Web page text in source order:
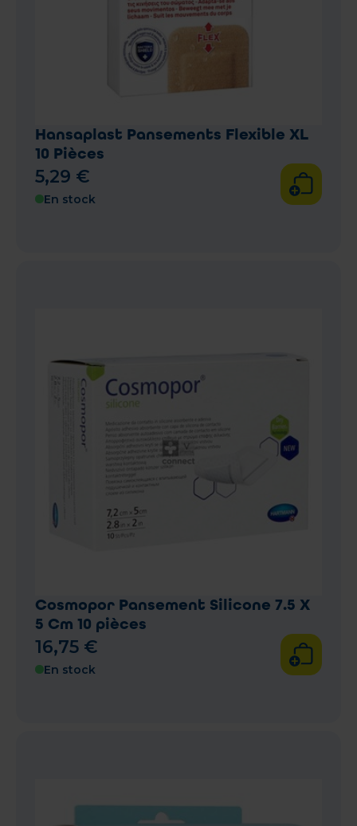
Hansaplast Pansements Flexible XL
10 Pièces
5,29 €
En stock
Cosmopor Pansement Silicone 7.5 X
5 Cm 10 pièces
16,75 €
En stock